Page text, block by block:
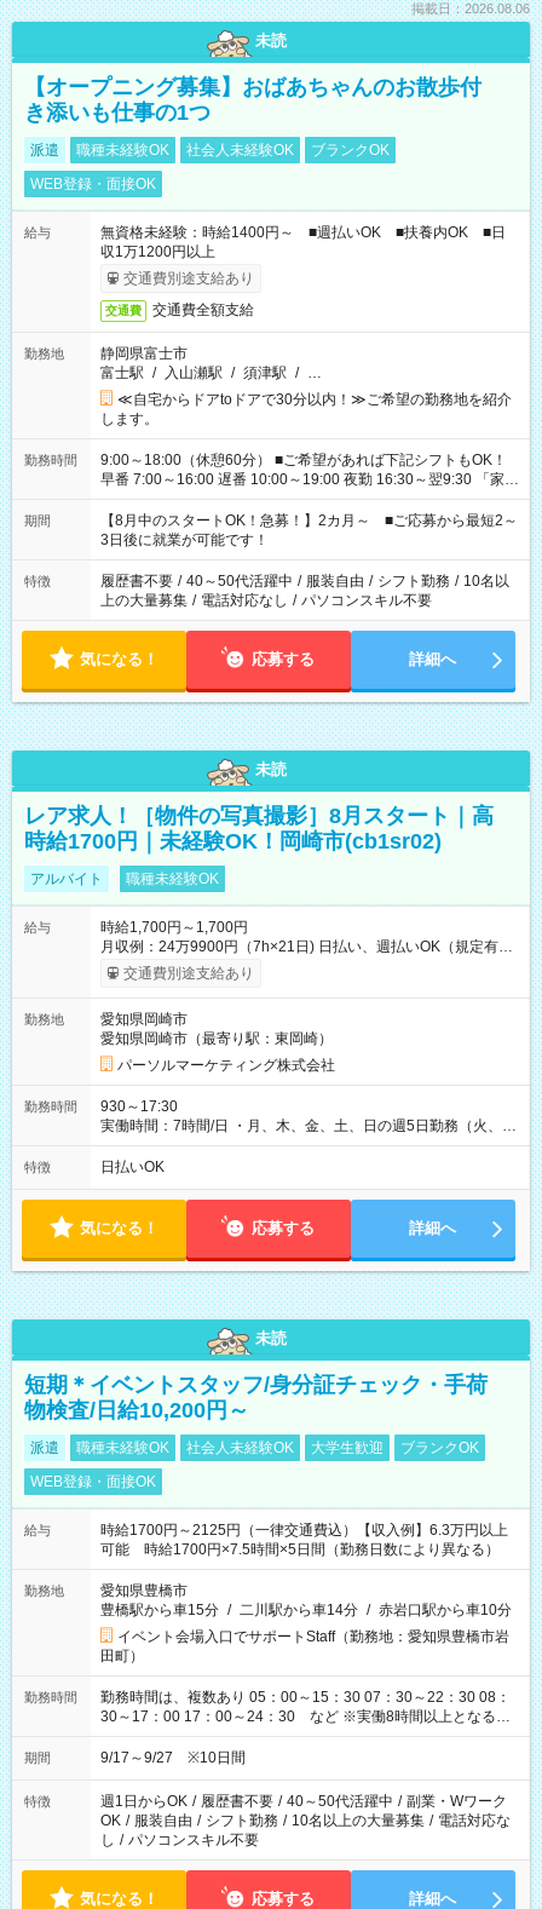
掲載日：2026.08.06
未読
【オープニング募集】おばあちゃんのお散歩付
き添いも仕事の1つ
派遣 職種未経験OK 社会人未経験OK
ブランクOK
WEB登録・面接OK
給与
無資格未経験：時給1400円～ ■週払いOK ■扶養内OK ■日
収1万1200円以上
交通費別途支給あり
交通費 交通費全額支給
勤務地
静岡県富士市
富士駅 / 入山瀬駅 / 須津駅 / …
≪自宅からドアtoドアで30分以内！≫ご希望の勤務地を紹介
します。
勤務時間
9:00～18:00（休憩60分） ■ご希望があれば下記シフトもOK！
早番 7:00～16:00 遅番 10:00～19:00 夜勤 16:30～翌9:30 「家族
と休みを合わせたい」 「余裕を持って夕飯の準備がしたい」
「できれば残業はしたくない」 など、ご希望を教えてください
ね。 ※Wワーク希望の方へ 今ご覧のお仕事で希望する勤務時間
と、もう1つのお仕事の勤務時間。 合計で週40時間を超える場
合は応募できません。
期間
【8月中のスタートOK！急募！】2カ月～ ■ご応募から最短2～
3日後に就業が可能です！
特徴 履歴書不要 / 40～50代活躍中 / 服装自由 / シフト勤務 / 10名以
上の大量募集 / 電話対応なし / パソコンスキル不要
気になる！ 応募する 詳細へ
未読
レア求人！［物件の写真撮影］8月スタート｜高
時給1700円｜未経験OK！岡崎市(cb1sr02)
アルバイト 職種未経験OK
給与
時給1,700円～1,700円
月収例：24万9900円（7h×21日) 日払い、週払いOK（規定有
り） 【試用期間】試用期間なし
交通費別途支給あり
勤務地
愛知県岡崎市
愛知県岡崎市（最寄り駅：東岡崎）
パーソルマーケティング株式会社
勤務時間
930～17:30
実働時間：7時間/日 ・月、木、金、土、日の週5日勤務（火、水
は固定休です／夏季、年末年始等、長期休暇有り！） ・ワンシ
フト！ 残業ほぼナシ（0～5h/月）
特徴 日払いOK
気になる！ 応募する 詳細へ
未読
短期＊イベントスタッフ/身分証チェック・手荷
物検査/日給10,200円～
派遣 職種未経験OK 社会人未経験OK 大学生歓迎
ブランクOK
WEB登録・面接OK
給与
時給1700円～2125円（一律交通費込）【収入例】6.3万円以上
可能 時給1700円×7.5時間×5日間（勤務日数により異なる）
勤務地
愛知県豊橋市
豊橋駅から車15分 / 二川駅から車14分 / 赤岩口駅から車10分
イベント会場入口でサポートStaff（勤務地：愛知県豊橋市岩
田町）
勤務時間
勤務時間は、複数あり 05：00～15：30 07：30～22：30 08：
30～17：00 17：00～24：30 など ※実働8時間以上となる勤
務もあります。 【休憩】60分+他休憩あり 交替で取得します。
安全面に配慮しこまめな休憩があります。
期間 9/17～9/27 ※10日間
特徴 週1日からOK / 履歴書不要 / 40～50代活躍中 / 副業・Wワーク
OK / 服装自由 / シフト勤務 / 10名以上の大量募集 / 電話対応な
し / パソコンスキル不要
気になる！ 応募する 詳細へ